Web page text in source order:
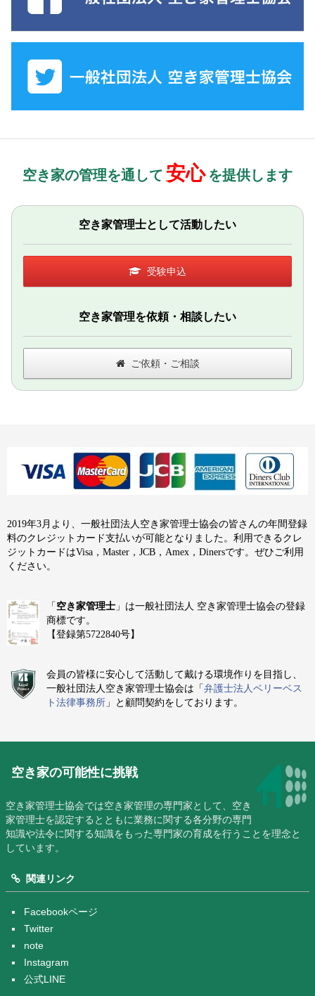
空き家の管理を通して 安心 を提供します
空き家管理士として活動したい
受験申込
空き家管理を依頼・相談したい
ご依頼・ご相談
2019年3月より、一般社団法人空き家管理士協会の皆さんの年間登録
料のクレジットカード支払いが可能となりました。利用できるクレ
ジットカードはVisa，Master，JCB，Amex，Dinersです。ぜひご利用
ください。
「 空き家管理士 」は一般社団法人 空き家管理士協会の登録
商標です。
【登録第5722840号】
会員の皆様に安心して活動して戴ける環境作りを目指し、
一般社団法人空き家管理士協会は「弁護士法人ベリーベス
ト法律事務所 」と顧問契約をしております。
空き家の可能性に挑戦
空き家管理士協会では空き家管理の専門家として、空き
家管理士を認定するとともに業務に関する各分野の専門
知識や法令に関する知識をもった専門家の育成を行うことを理念と
しています。
関連リンク
Facebookページ
Twitter
note
Instagram
公式LINE